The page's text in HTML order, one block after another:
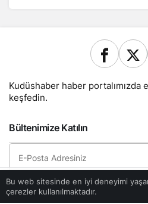
Bu web sitesinde en iyi deneyimi
çerezler kullanılmaktadır.
Kudüshaber haber portalımızda
keşfedin.
Bültenimize Katılın
Hemen ücretsiz üye olun ve yeni
olun.Anasayfa Akış